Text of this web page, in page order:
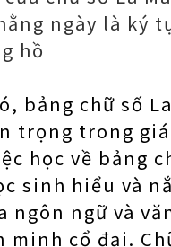
ngày là ký
hồ
bảng chữ số
trọng trong
học về bảng
sinh hiểu và
ngôn ngữ và
minh cổ đại.